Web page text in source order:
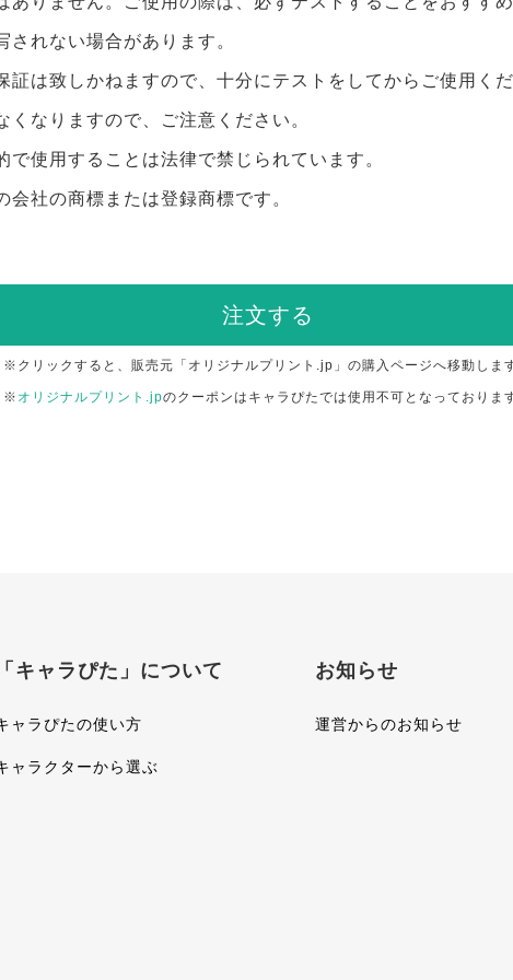
れない場合があります。
は致しかねますので、十分にテストをしてからご使用くだ
なりますので、ご注意ください。
使用することは法律で禁じられています。
社の商標または登録商標です。
注文する
※クリックすると、販売元「オリジナルプリント.jp」の購入ページへ移動しま
※ オリジナルプリント.jpのクーポンはキャラぴたでは使用不可となっておりま
「キャラぴた」について
ャラぴたの使い方
ャラクターから選ぶ
お知らせ
運営からのお知らせ